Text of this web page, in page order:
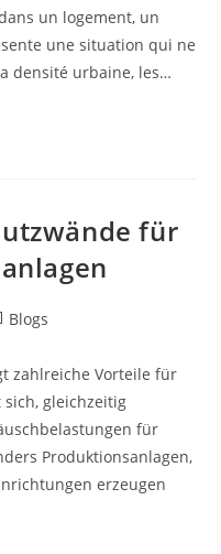
un logement, un
une situation qui ne
densité urbaine, les…
für
Blogs
zahlreiche Vorteile für
gleichzeitig
für
Produktionsanlagen,
erzeugen